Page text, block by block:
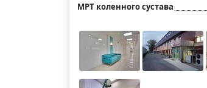
МРТ коленного сустава